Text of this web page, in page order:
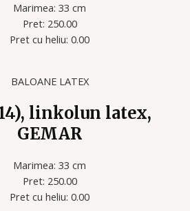
Marimea: 33 cm
Pret: 250.00
Pret cu heliu: 0.00
BALOANE LATEX
linkolun latex,
GEMAR
Marimea: 33 cm
Pret: 250.00
Pret cu heliu: 0.00